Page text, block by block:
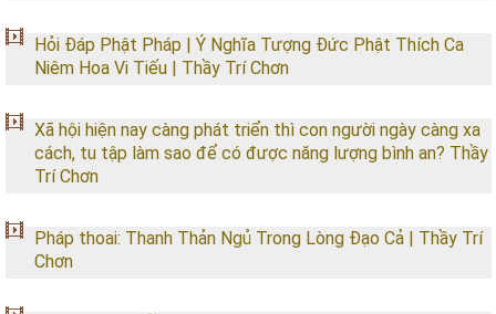
Hỏi Đáp Phật Pháp | Ý Nghĩa Tượng Đức Phật Thích Ca
Niêm Hoa Vi Tiếu | Thầy Trí Chơn
Xã hội hiện nay càng phát triển thì con người ngày càng xa
cách, tu tập làm sao để có được năng lượng bình an? Thầy
Trí Chơn
Pháp thoai: Thanh Thản Ngủ Trong Lòng Đạo Cả | Thầy Trí
Chơn